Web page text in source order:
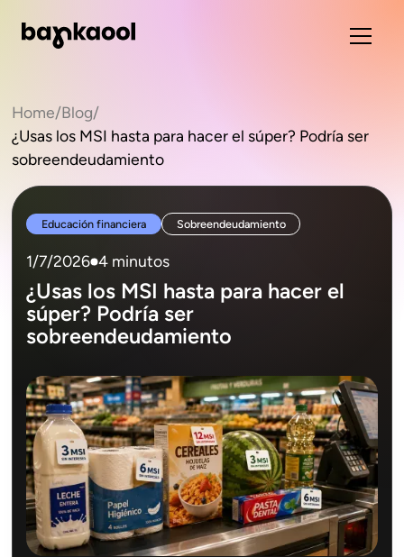
Home/Blog/
¿Usas los MSI hasta para hacer el súper? Podría ser
sobreendeudamiento
Educación financiera Sobreendeudamiento
1/7/2026 4 minutos
¿Usas los MSI hasta para hacer el
súper? Podría ser
sobreendeudamiento